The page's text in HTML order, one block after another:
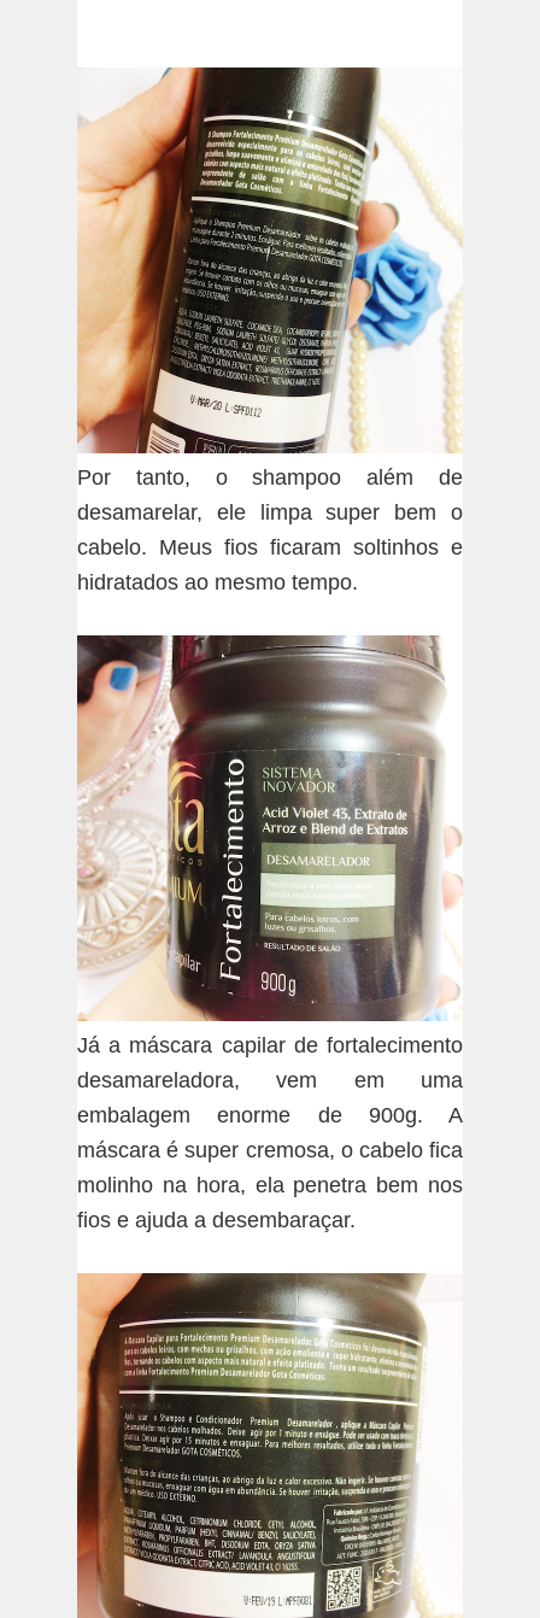
Por tanto, o shampoo além de
desamarelar, ele limpa super bem o
cabelo. Meus fios ficaram soltinhos e
hidratados ao mesmo tempo.
Já a máscara capilar de fortalecimento
desamareladora, vem em uma
embalagem enorme de 900g. A
máscara é super cremosa, o cabelo fica
molinho na hora, ela penetra bem nos
fios e ajuda a desembaraçar.